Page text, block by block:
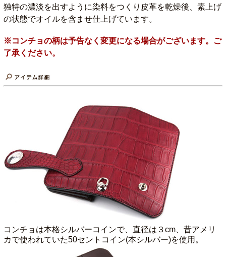
独特の濃淡を出すように染料をつくり皮革を乾燥後、素上げ
の状態でオイルを含ませ仕上げています。
※コンチョの柄は予告なく変更になる場合がございます。ご
了承ください。
コンチョは本格シルバーコインで、直径は３cm、昔アメリ
カで使われていた50セントコイン(本シルバー)を使用。